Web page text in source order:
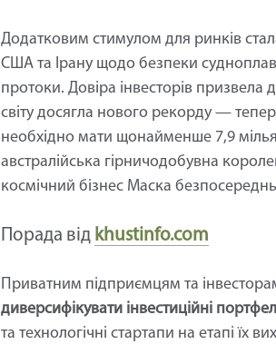
Додатковим стимулом для ринків
США та Ірану щодо безпеки
протоки. Довіра інвесторів
світу досягла нового рекорду —
необхідно мати щонайменше 7,9
австралійська гірничодобувна
космічний бізнес Маска
Порада від khustinfo.com
Приватним підприємцям та
диверсифікувати інвестиційні
та технологічні стартапи на етапі їх